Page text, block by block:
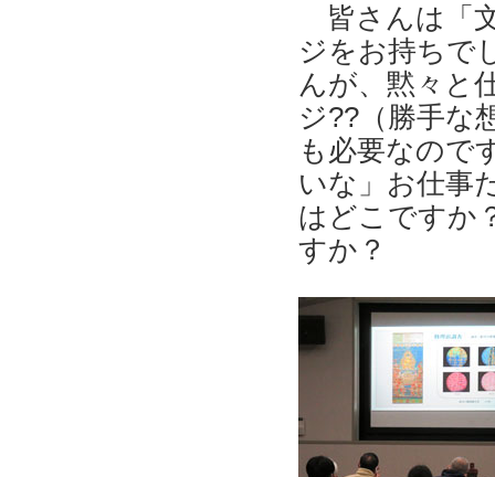
皆さんは「
ジをお持ちで
んが、黙々と
ジ??（勝手な
も必要なので
いな」お仕事
はどこですか
すか？